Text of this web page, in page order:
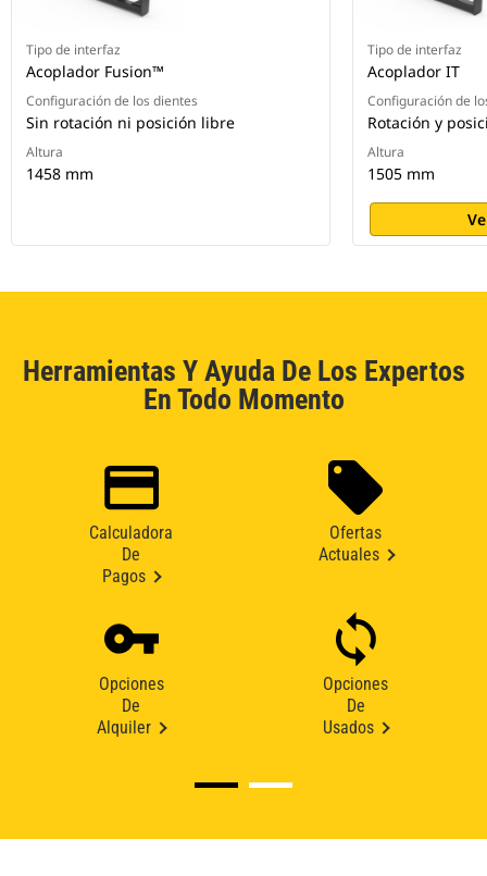
Tipo de interfaz
Acoplador Fusion™
Configuración de los dientes
Sin rotación ni posición libre
Altura
1458 mm
Tipo de interfaz
Acoplador IT
Configuración de
Rotación y
Altura
1505 mm
Herramientas Y Ayuda De Los Expertos
En Todo Momento
Calculadora
De
Pagos
Ofertas
Actuales
Opciones
De
Alquiler
Opciones
De
Usados